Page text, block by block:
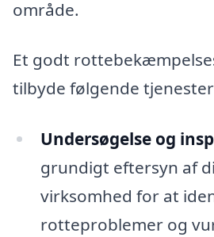
område.
Et godt
tilbyde følgende
Undersøgelse og
grundigt eftersyn af
virksomhed for at
rotteproblemer og